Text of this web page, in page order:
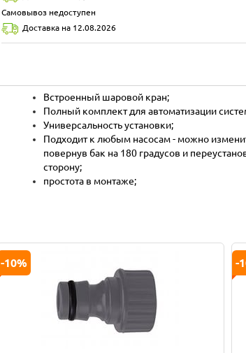
Самовывоз недоступен
Доставка на 12.08.2026
Встроенный шаровой кран;
Полный комплект для автоматизации
Универсальность установки;
Подходит к любым насосам - можно
повернув бак на 180 градусов и
сторону;
простота в монтаже;
-10% -